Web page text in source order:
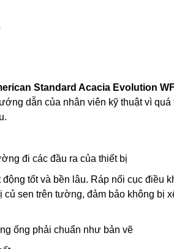
Standard Acacia Evolution
dẫn của nhân viên kỹ thuật vì quá
đi các đầu ra của thiết bị
tốt và bền lâu. Ráp nối cục điều
sen trên tường, đảm bảo không bị
ống phải chuẩn như bản vẽ